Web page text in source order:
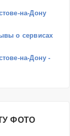
на-Дону
о сервисах
на-Дону -
ФОТО